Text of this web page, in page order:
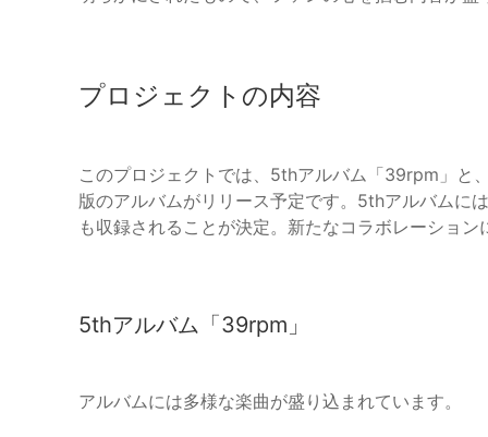
プロジェクトの内容
このプロジェクトでは、5thアルバム「39rpm」と
版のアルバムがリリース予定です。5thアルバムに
も収録されることが決定。新たなコラボレーション
5thアルバム「39rpm」
アルバムには多様な楽曲が盛り込まれています。